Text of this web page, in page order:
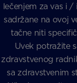
lečenjem za vas i
sadržane na ovoj
tačne niti
Uvek potražite
zdravstvenog
sa zdravstvenim